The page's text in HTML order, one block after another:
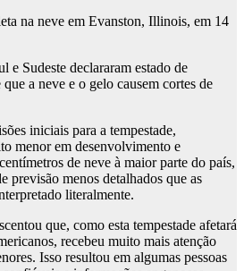
na neve em Evanston, Illinois, em 14
e Sudeste declararam estado de
a neve e o gelo causem cortes de
iniciais para a tempestade,
menor em desenvolvimento e
de neve à maior parte do país,
previsão menos detalhados que as
literalmente.
que, como esta tempestade afetará
recebeu muito mais atenção
Isso resultou em algumas pessoas